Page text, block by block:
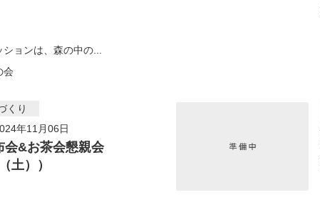
ョンは、森の中の...
会
くり
年11月06日
会&お茶会懇親会
土））